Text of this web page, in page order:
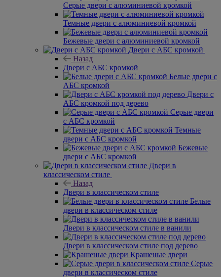
Серые двери с алюминиевой кромкой
Темные двери с алюминиевой кромкой
Бежевые двери с алюминиевой кромкой
Двери с АБС кромкой
Назад
Двери с АБС кромкой
Белые двери с
АБС кромкой
Двери с
АБС кромкой под дерево
Серые двери
с АБС кромкой
Темные
двери с АБС кромкой
Бежевые
двери с АБС кромкой
Двери в
классическом стиле
Назад
Двери в классическом стиле
Белые
двери в классическом стиле
Двери в классическом стиле в ванили
Двери в классическом стиле под дерево
Крашеные двери
Серые
двери в классическом стиле